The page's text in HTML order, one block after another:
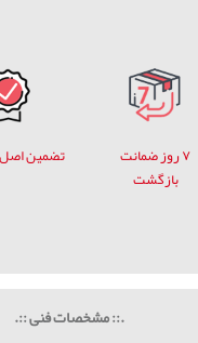
۷ روز ضمانت
بازگشت
تضمین اصل
.:: مشخصات فنی ::.